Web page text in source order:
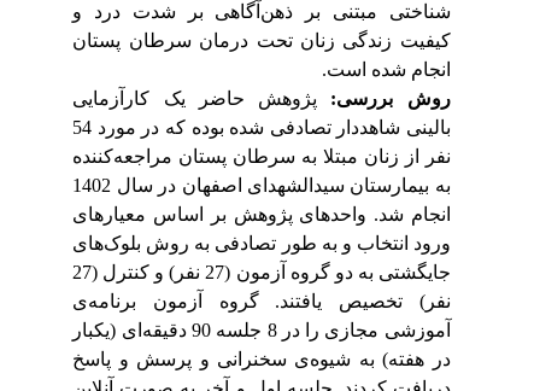
شناختی مبتنی بر ‌ذهن‌آگاهی بر شدت درد و
کیفیت زندگی زنان تحت درمان سرطان پستان
انجام شده است.
روش بررسی: پژوهش حاضر یک کارآزمایی
بالینیشاهددار تصادفی شده
بوده که در مورد 54
نفر از زنان مبتلا به سرطان پستان مراجعه‌کننده
به بیمارستان سیدالشهدا‌ی اصفهان در سال 1402
انجام شد. واحدهای پژوهشبر اساس معیارهای
ورودانتخاب و به طور تصادفی به روش بلوک‌های
جایگشتی به دو گروه آزمون (27 نفر) و کنترل (27
نفر) تخصیص یافتند. گروه آزمون برنامه‌ی
آموزشی مجازی را در
8 جلسه 90 دقیقه‌ای (یکبار
در هفته) به شیوه‌ی سخنرانی و پرسش و پاسخ